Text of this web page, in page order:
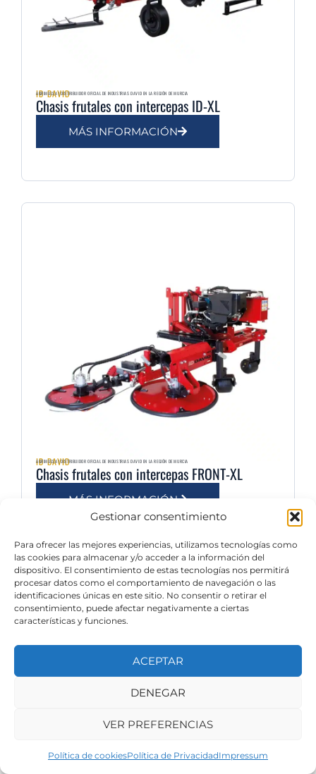
Gestionar consentimiento
Para ofrecer las mejores experiencias, utilizamos tecnologías como
las cookies para almacenar y/o acceder a la información del
dispositivo. El consentimiento de estas tecnologías nos permitirá
procesar datos como el comportamiento de navegación o las
identificaciones únicas en este sitio. No consentir o retirar el
consentimiento, puede afectar negativamente a ciertas
características y funciones.
ACEPTAR
DENEGAR
VER PREFERENCIAS
Política de cookiesPolítica de PrivacidadImpressum
ID DAVID
AGRIMULSA | DISTRIBUIDOR OFICIAL DE INDUSTRIAS DAVID EN LA REGIÓN DE MURCIA
Chasis frutales con intercepas ID-XL
MÁS INFORMACIÓN
ID DAVID
AGRIMULSA | DISTRIBUIDOR OFICIAL DE INDUSTRIAS DAVID EN LA REGIÓN DE MURCIA
Chasis frutales con intercepas FRONT-XL
MÁS INFORMACIÓN